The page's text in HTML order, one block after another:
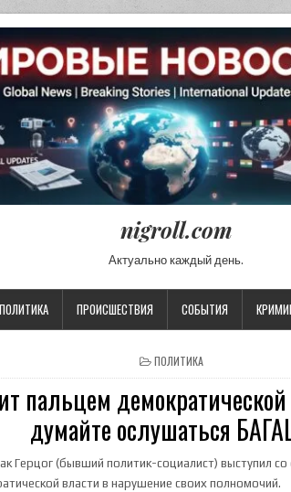
nigroll.com
Актуально каждый день.
ПОЛИТИКА ПРОИСШЕСТВИЯ СОБЫТИЯ
POSTED IN
ПОЛИТИКА
пальцем
думайте ослушаться
Герцог (бывший политик-социалист) выступил
власти в нарушение своих полномочий.